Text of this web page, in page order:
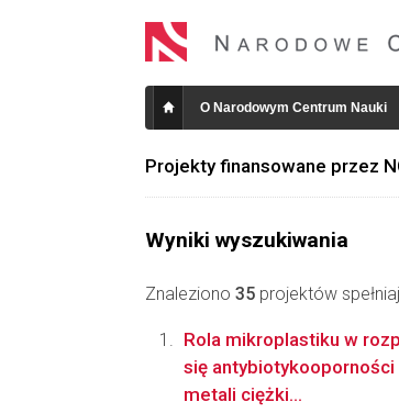
O Narodowym Centrum Nauki
Projekty finansowane przez
Wyniki wyszukiwania
Znaleziono 35 projektów
Rola mikroplastiku w
się
metali ciężki...